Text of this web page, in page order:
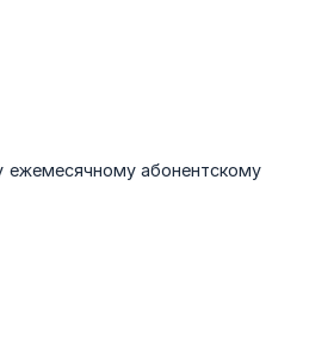
ежемесячному абонентскому